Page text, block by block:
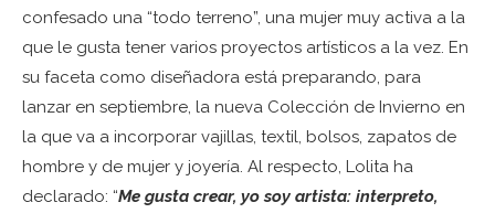
confesado una “todo terreno”, una mujer muy activa a la
que le gusta tener varios proyectos artísticos a la vez. En
su faceta como diseñadora está preparando, para
lanzar en septiembre, la nueva Colección de Invierno en
la que va a incorporar vajillas, textil, bolsos, zapatos de
hombre y de mujer y joyería. Al respecto, Lolita ha
declarado: “Me gusta crear, yo soy artista: interpreto,